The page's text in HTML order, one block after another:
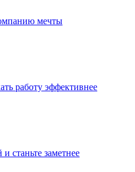
мечты
работу эффективнее
станьте заметнее